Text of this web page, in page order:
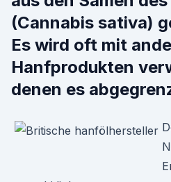
(Cannabis sativa)
Es wird oft mit
Hanfprodukten
denen es